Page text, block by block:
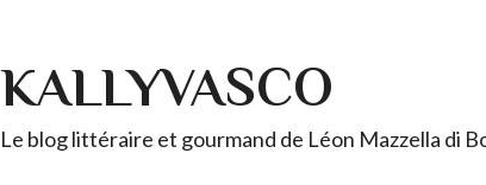
KALLYVASCO
Le blog littéraire et gourmand de Léon Mazzella di